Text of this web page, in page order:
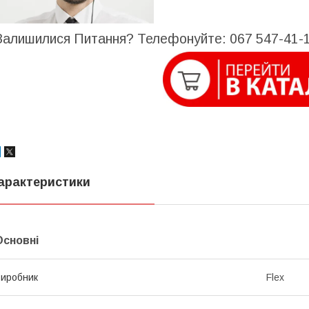
Питання? Телефонуйте: 067 547-41-
Flex